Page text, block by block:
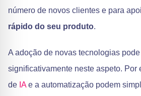
número de novos clientes e para
rápido do seu produto.
A adoção de novas tecnologias
significativamente neste aspeto. Por
de IAe a automatização podem